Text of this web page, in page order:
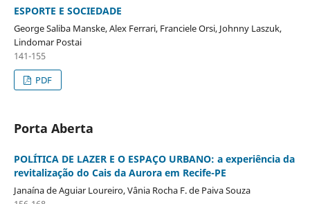
ESPORTE E SOCIEDADE
George Saliba Manske, Alex Ferrari, Franciele Orsi, Johnny Laszuk,
Lindomar Postai
141-155
PDF
Porta Aberta
POLÍTICA DE LAZER E O ESPAÇO URBANO: a experiência da
revitalização do Cais da Aurora em Recife-PE
Janaína de Aguiar Loureiro, Vânia Rocha F. de Paiva Souza